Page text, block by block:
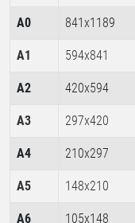
A0 841x1189
A1 594x841
A2 420x594
A3 297x420
A4 210x297
A5 148x210
A6 105x148